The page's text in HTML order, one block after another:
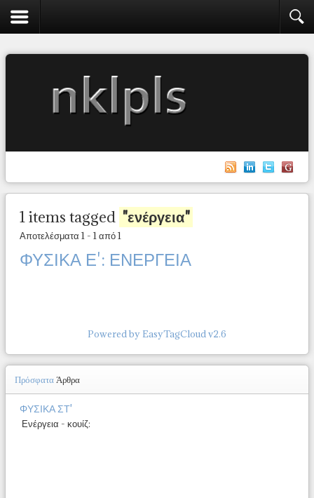
1 items tagged "ενέργεια"
Αποτελέσματα 1 - 1 από 1
ΦΥΣΙΚΑ Ε': ΕΝΕΡΓΕΙΑ
Powered by EasyTagCloud v2.6
ΠρόσφαταΆρθρα
ΦΥΣΙΚΑ ΣΤ'
Ενέργεια - κουίζ: